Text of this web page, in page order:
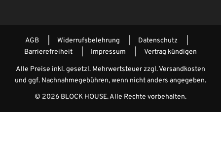
AGB Widerrufsbelehrung
Datenschutz
Barrierefreiheit
Impressum Vertrag kündigen
Alle Preise inkl. gesetzl. Mehrwertsteuer zzgl.Versandkosten
und ggf. Nachnahmegebühren, wenn nicht anders angegeben.
© 2026 BLOCK HOUSE. Alle Rechte vorbehalten.